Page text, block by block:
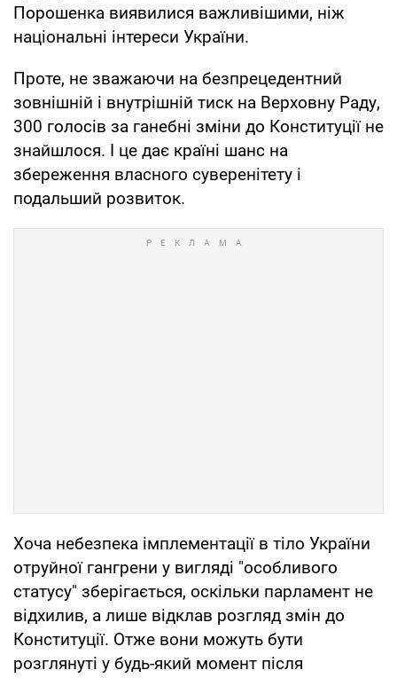
Порошенка виявилися важливішими, ніж
національні інтереси України.
Проте, не зважаючи на безпрецедентний
зовнішній і внутрішній тиск на Верховну Раду,
300 голосів за ганебні зміни до Конституції не
знайшлося. І це дає країні шанс на
збереження власного суверенітету і
подальший розвиток.
Хоча небезпека імплементації в тіло України
отруйної гангрени у вигляді "особливого
статусу" зберігається, оскільки парламент не
відхилив, а лише відклав розгляд змін до
Конституції. Отже вони можуть бути
розглянуті у будь-який момент після